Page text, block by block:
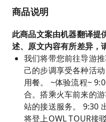
商品说明
此商品文案由机器翻译提
述、原文内容有所差异，
我们将带您前往导游
己的步调享受各种活
用餐。 ~体验流程~
合。搭乘火车前来的
站的接送服务。 9:30
将登上OWL TOUR接